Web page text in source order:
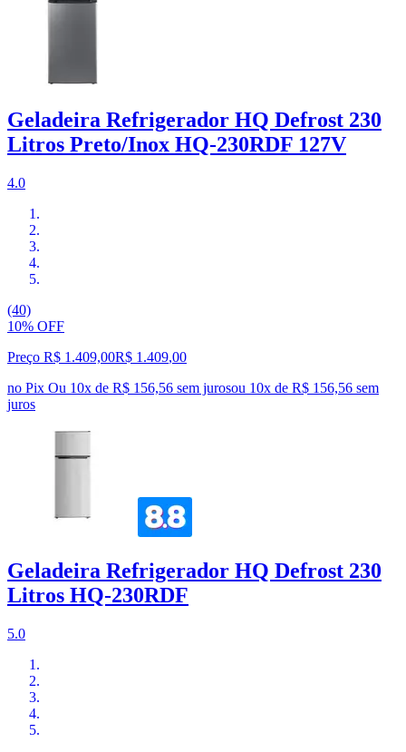
Geladeira Refrigerador HQ Defrost 230
Litros Preto/Inox HQ-230RDF 127V
4.0
(40)
10% OFF
Preço R$ 1.409,00R$ 1.409,00
no Pix Ou 10x de R$ 156,56 sem jurosou 10x de R$ 156,56 sem
juros
Geladeira Refrigerador HQ Defrost 230
Litros HQ-230RDF
5.0